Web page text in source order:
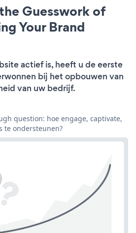
Guesswork of
Your Brand
actief is, heeft u de eerste
bij het opbouwen van
van uw bedrijf.
question: hoe engage, captivate,
te ondersteunen?